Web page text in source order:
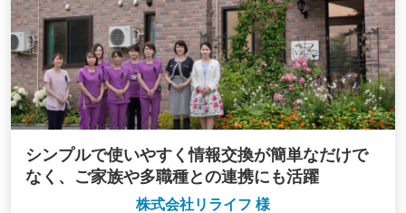
シンプルで使いやすく情報交換が簡単なだけで
なく、ご家族や多職種との連携にも活躍
株式会社リライフ 様